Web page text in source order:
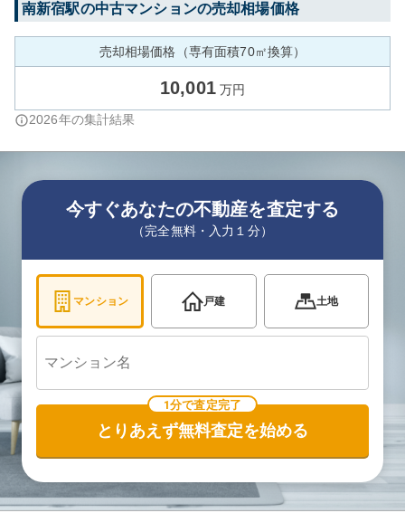
南新宿駅の中古マンションの売却相場価格
売却相場価格（専有面積70㎡換算）
10,001 万円
2026年の集計結果
今すぐあなたの不動産を査定する
（完全無料・入力１分）
マンション 戸建 土地
1分で査定完了
とりあえず無料査定を始める